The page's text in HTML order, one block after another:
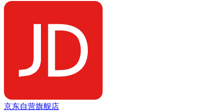
京东自营旗舰店